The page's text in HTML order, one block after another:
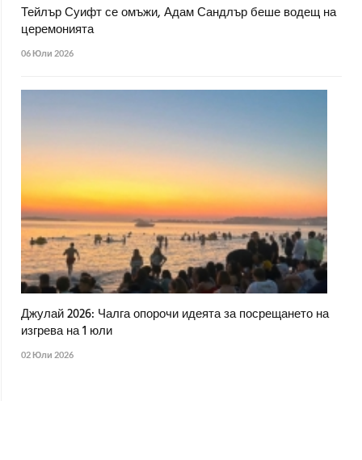
Тейлър Суифт се омъжи, Адам Сандлър беше водещ на
церемонията
06 Юли 2026
Джулай 2026: Чалга опорочи идеята за посрещането на
изгрева на 1 юли
02 Юли 2026